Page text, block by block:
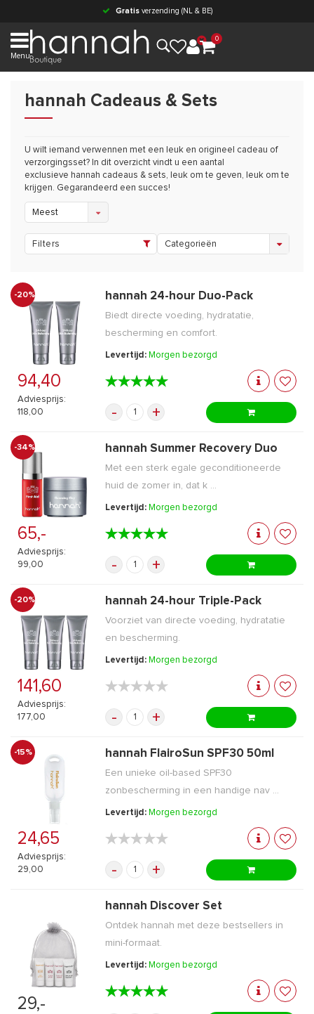
Gratisverzending (NL & BE)
Menu
0
hannah Cadeaus & Sets
U wilt iemand verwennen met een leuk en origineel cadeau of
verzorgingsset? In dit overzicht vindt u een aantal
exclusieve hannah cadeaus & sets, leuk om te geven, leuk om te
krijgen. Gegarandeerd een succes!
Meest
bekeken
Filters
Categorieën
-20%
94,40
Adviesprijs:
118,00
hannah 24-hour Duo-Pack
Biedt directe voeding, hydratatie,
bescherming en comfort.
Levertijd: Morgen bezorgd
★★★★★
★★★★★
- +
-34%
65,-
Adviesprijs:
99,00
hannah Summer Recovery Duo
Met een sterk egale geconditioneerde
huid de zomer in, dat k ...
Levertijd: Morgen bezorgd
★★★★★
★★★★★
- +
-20%
141,60
Adviesprijs:
177,00
hannah 24-hour Triple-Pack
Voorziet van directe voeding, hydratatie
en bescherming.
Levertijd: Morgen bezorgd
★★★★★
★★★★★
- +
-15%
24,65
Adviesprijs:
29,00
hannah FlairoSun SPF30 50ml
Een unieke oil-based SPF30
zonbescherming in een handige nav ...
Levertijd: Morgen bezorgd
★★★★★
★★★★★
- +
29,-
hannah Discover Set
Ontdek hannah met deze bestsellers in
mini-formaat.
Levertijd: Morgen bezorgd
★★★★★
★★★★★